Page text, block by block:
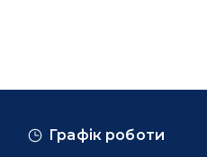
Графік роботи